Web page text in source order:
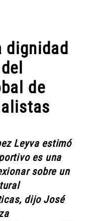
dignidad
de
Leyva estimó
es una
sobre un
dijo José